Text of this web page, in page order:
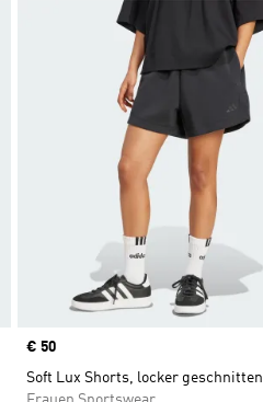
Zur Wunschliste hinzufügen
Price
€ 50
Soft Lux Shorts, locker geschnitten